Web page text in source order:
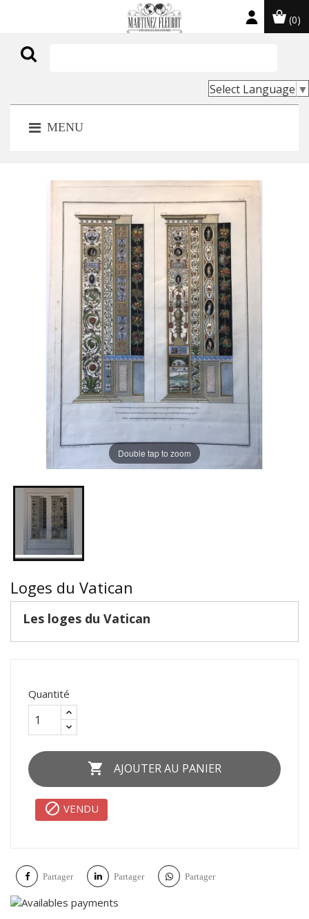
(0)
Select Language ▼
MENU
Double tap to zoom
Loges du Vatican
Les loges du Vatican
Quantité
 AJOUTER AU PANIER
 VENDU
Partager Partager Partager